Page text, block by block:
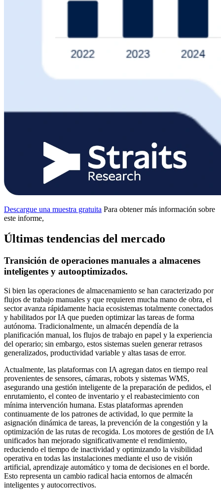
Descargue una muestra gratuita Para obtener más información sobre
este informe,
Últimas tendencias del mercado
Transición de operaciones manuales a almacenes
inteligentes y autooptimizados.
Si bien las operaciones de almacenamiento se han caracterizado por
flujos de trabajo manuales y que requieren mucha mano de obra, el
sector avanza rápidamente hacia ecosistemas totalmente conectados
y habilitados por IA que pueden optimizar las tareas de forma
autónoma. Tradicionalmente, un almacén dependía de la
planificación manual, los flujos de trabajo en papel y la experiencia
del operario; sin embargo, estos sistemas suelen generar retrasos
generalizados, productividad variable y altas tasas de error.
Actualmente, las plataformas con IA agregan datos en tiempo real
provenientes de sensores, cámaras, robots y sistemas WMS,
asegurando una gestión inteligente de la preparación de pedidos, el
enrutamiento, el conteo de inventario y el reabastecimiento con
mínima intervención humana. Estas plataformas aprenden
continuamente de los patrones de actividad, lo que permite la
asignación dinámica de tareas, la prevención de la congestión y la
optimización de las rutas de recogida. Los motores de gestión de IA
unificados han mejorado significativamente el rendimiento,
reduciendo el tiempo de inactividad y optimizando la visibilidad
operativa en todas las instalaciones mediante el uso de visión
artificial, aprendizaje automático y toma de decisiones en el borde.
Esto representa un cambio radical hacia entornos de almacén
inteligentes y autocorrectivos.